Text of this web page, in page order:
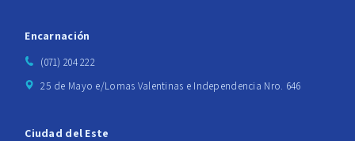
Encarnación
(071) 204 222
25 de Mayo e/Lomas Valentinas e Independencia Nro. 646
Ciudad del Este